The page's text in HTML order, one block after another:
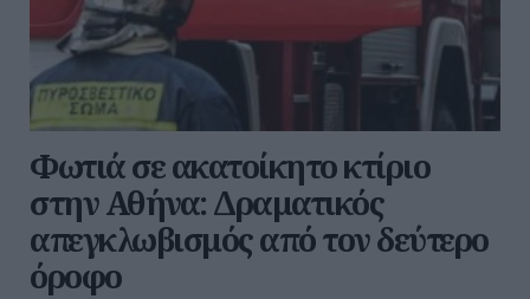
Φωτιά σε ακατοίκητο κτίριο
στην Αθήνα: Δραματικός
απεγκλωβισμός από τον δεύτερο
όροφο